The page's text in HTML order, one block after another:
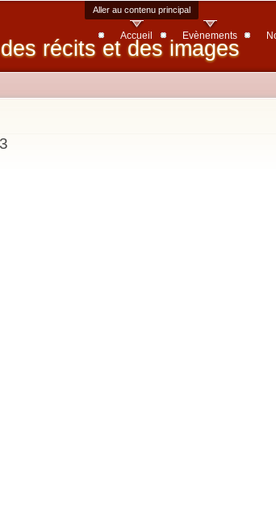
Aller au contenu principal
récits et des images
Accueil Evènements